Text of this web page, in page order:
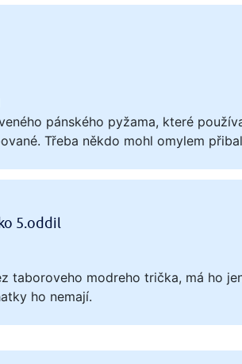
pánského pyžama, které
Třeba někdo mohl omylem
5.oddil
taboroveho modreho trička, má ho
ho nemají.